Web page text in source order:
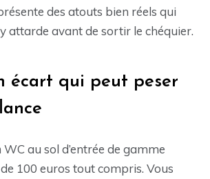
des atouts bien réels qui
attarde avant de sortir le chéquier.
écart qui peut peser
au sol d’entrée de gamme
100 euros tout compris. Vous